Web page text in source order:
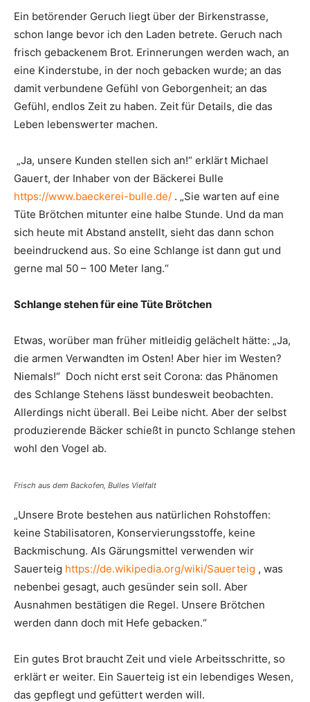
Ein betörender Geruch liegt über der Birkenstrasse,
schon lange bevor ich den Laden betrete. Geruch nach
frisch gebackenem Brot. Erinnerungen werden wach, an
eine Kinderstube, in der noch gebacken wurde; an das
damit verbundene Gefühl von Geborgenheit; an das
Gefühl, endlos Zeit zu haben. Zeit für Details, die das
Leben lebenswerter machen.
„Ja, unsere Kunden stellen sich an!“ erklärt Michael
Gauert, der Inhaber von der Bäckerei Bulle
https://www.baeckerei-bulle.de/ . „Sie warten auf eine
Tüte Brötchen mitunter eine halbe Stunde. Und da man
sich heute mit Abstand anstellt, sieht das dann schon
beeindruckend aus. So eine Schlange ist dann gut und
gerne mal 50 – 100 Meter lang.“
Schlange stehen für eine Tüte Brötchen
Etwas, worüber man früher mitleidig gelächelt hätte: „Ja,
die armen Verwandten im Osten! Aber hier im Westen?
Niemals!“ Doch nicht erst seit Corona: das Phänomen
des Schlange Stehens lässt bundesweit beobachten.
Allerdings nicht überall. Bei Leibe nicht. Aber der selbst
produzierende Bäcker schießt in puncto Schlange stehen
wohl den Vogel ab.
Frisch aus dem Backofen, Bulles Vielfalt
„Unsere Brote bestehen aus natürlichen Rohstoffen:
keine Stabilisatoren, Konservierungsstoffe, keine
Backmischung. Als Gärungsmittel verwenden wir
Sauerteig https://de.wikipedia.org/wiki/Sauerteig , was
nebenbei gesagt, auch gesünder sein soll. Aber
Ausnahmen bestätigen die Regel. Unsere Brötchen
werden dann doch mit Hefe gebacken.“
Ein gutes Brot braucht Zeit und viele Arbeitsschritte, so
erklärt er weiter. Ein Sauerteig ist ein lebendiges Wesen,
das gepflegt und gefüttert werden will.